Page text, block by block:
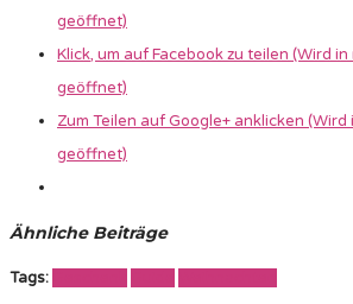
geöffnet)
Klick, um auf Facebook zu teilen (Wird
geöffnet)
Zum Teilen auf Google+ anklicken
geöffnet)
Ähnliche Beiträge
Tags: